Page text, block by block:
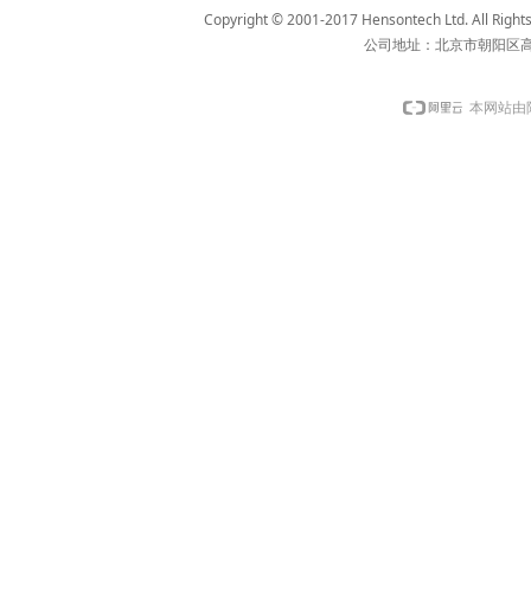
Copyright © 2001-2017 Hensontech Ltd. All
公司地址：北京市朝阳
本网站由